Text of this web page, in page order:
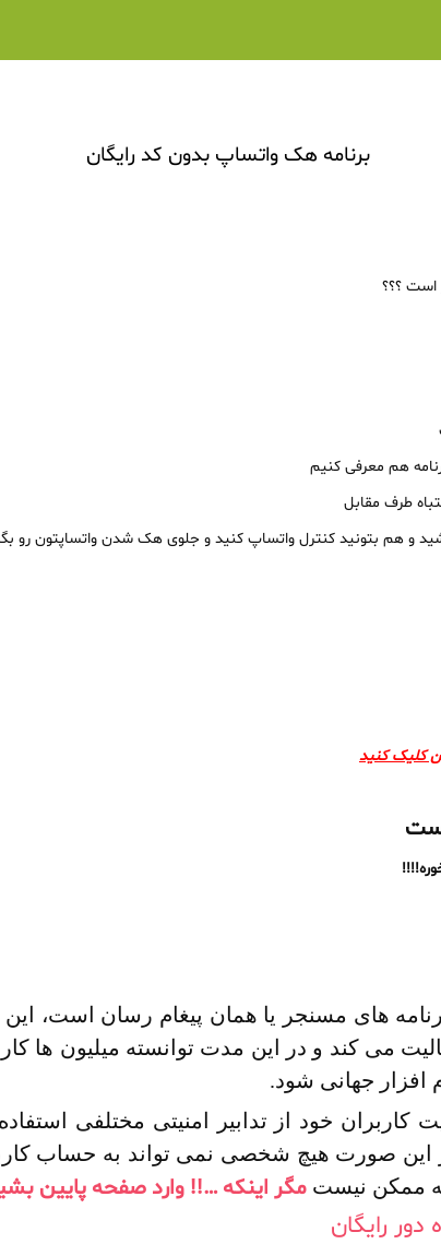
برنامه هک واتساپ بدون کد رایگان
است ؟؟؟
هم معرفی کنیم
طرف مقابل
و هم بتونید کنترل واتساپ کنید و جلوی هک شدن واتساپتون رو
کلیک کنید
های مسنجر یا همان پیغام رسان است،
می کند و در این مدت توانسته میلیون ها
افزار جهانی شود.
کاربران خود از تدابیر امنیتی مختلفی
صورت هیچ شخصی نمی تواند به حساب
ممکن نیست مگر اینکه …!! وارد صفحه پایین
رایگان